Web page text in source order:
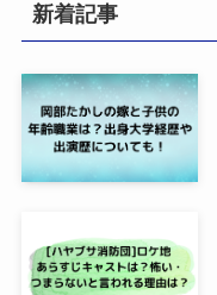
新着記事